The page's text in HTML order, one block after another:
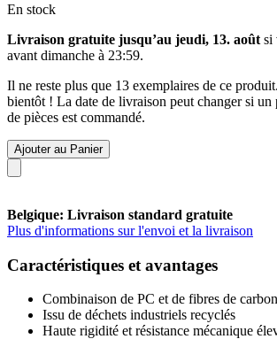
En stock
Livraison gratuite jusqu’au jeudi, 13. août si
avant dimanche à 23:59.
Il ne reste plus que 13 exemplaires de ce
bientôt ! La date de livraison peut changer si un
de pièces est commandé.
Ajouter au Panier
Belgique: Livraison standard gratuite
Plus d'informations sur l'envoi et la livraison
Caractéristiques et avantages
Combinaison de PC et de fibres de
Issu de déchets industriels recyclés
Haute rigidité et résistance mécanique